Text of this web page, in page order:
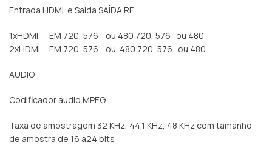
Entrada HDMI e Saida SAÍDA RF
1xHDMI EM 720, 576 ou 480 720, 576 ou 480
2xHDMI EM 720, 576 ou 480 720, 576 ou 480
AUDIO
Codificador audio MPEG
Taxa de amostragem 32 KHz, 44,1 KHz, 48 KHz com tamanho
de amostra de 16 a24 bits